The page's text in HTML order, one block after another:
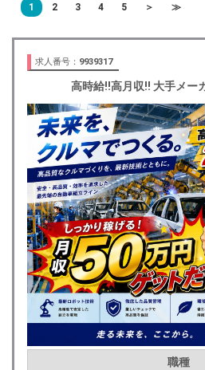
1 2 3 4 5 ＞ ≫
求人番号： 9939317
高時給!!高月収!! 大手メー
職種